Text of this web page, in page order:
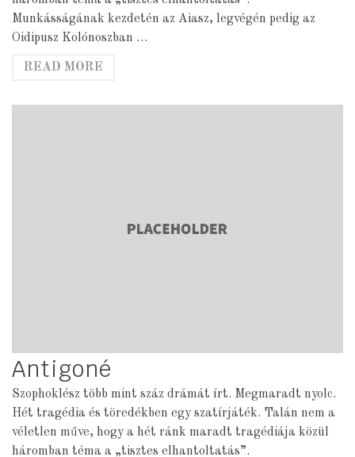
Munkásságának kezdetén az Aiasz, legvégén pedig az
Oidipusz Kolónoszban …
READ MORE
Antigoné
Szophoklész több mint száz drámát írt. Megmaradt nyolc.
Hét tragédia és töredékben egy szatírjáték. Talán nem a
véletlen műve, hogy a hét ránk maradt tragédiája közül
háromban téma a „tisztes elhantoltatás”.